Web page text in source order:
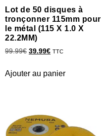
Lot de 50 disques à
tronçonner 115mm pour
le métal (115 X 1.0 X
22.2MM)
99.99€ 39.99€ TTC
Ajouter au panier